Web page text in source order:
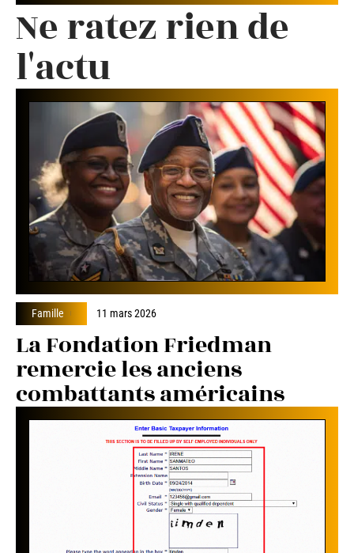
Ne ratez rien de
l'actu
Famille 11 mars 2026
La Fondation Friedman
remercie les anciens
combattants américains